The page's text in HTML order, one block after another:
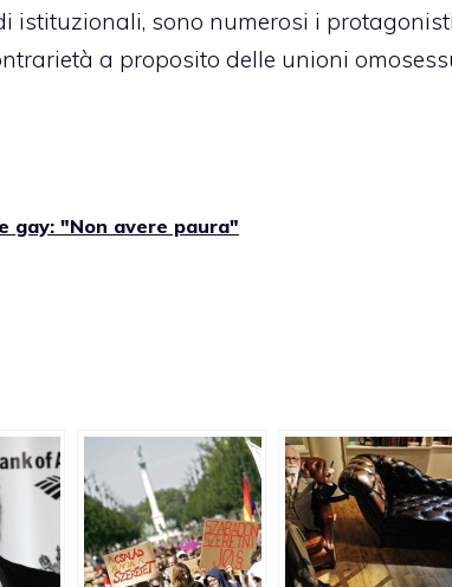
istituzionali, sono numerosi i
a proposito delle unioni
gay: "Non avere paura"